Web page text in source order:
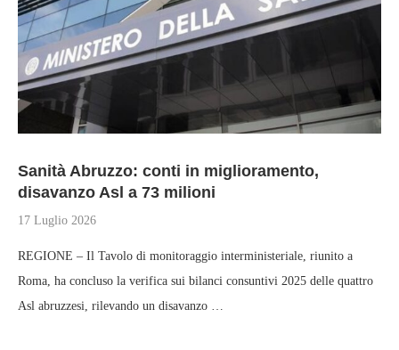
Sanità Abruzzo: conti in miglioramento,
disavanzo Asl a 73 milioni
17 Luglio 2026
REGIONE – Il Tavolo di monitoraggio interministeriale, riunito a
Roma, ha concluso la verifica sui bilanci consuntivi 2025 delle quattro
Asl abruzzesi, rilevando un disavanzo …